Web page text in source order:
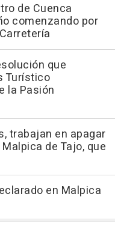
de Cuenca
comenzando por
que
Turístico
la Pasión
trabajan en apagar
de Tajo, que
en Malpica